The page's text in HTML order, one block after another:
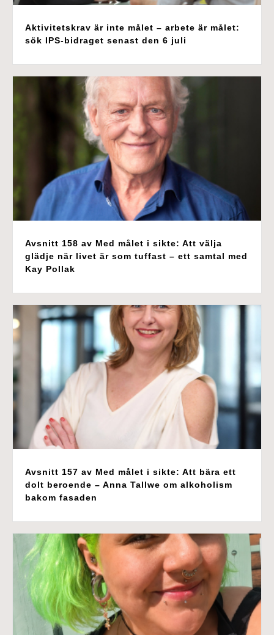
Aktivitetskrav är inte målet – arbete är målet:
sök IPS-bidraget senast den 6 juli
Avsnitt 158 av Med målet i sikte: Att välja
glädje när livet är som tuffast – ett samtal med
Kay Pollak
Avsnitt 157 av Med målet i sikte: Att bära ett
dolt beroende – Anna Tallwe om alkoholism
bakom fasaden